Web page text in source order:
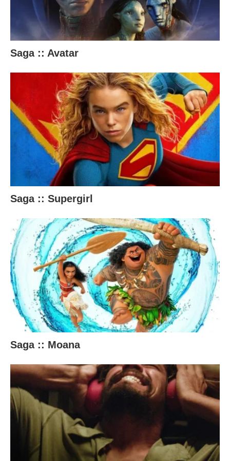
x
o
.
Saga :: Avatar
Saga :: Supergirl
Saga :: Moana